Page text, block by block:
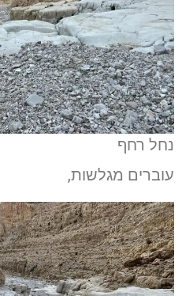
נחל רחף
עוברים מגלשות,